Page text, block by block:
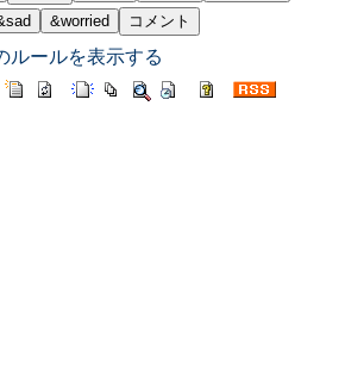
&worried コメント
ルールを表示する